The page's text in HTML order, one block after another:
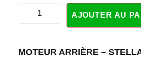
AJOUTER AU
MOTEUR ARRIÈRE –